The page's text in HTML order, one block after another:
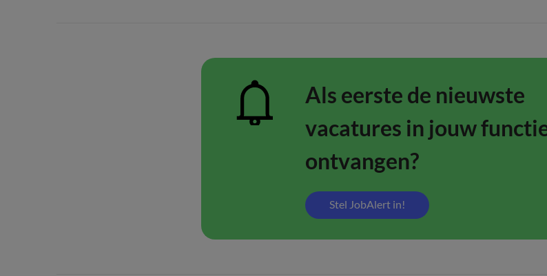
Als eerste de nieuwste
vacatures in jouw
ontvangen?
Stel JobAlert in!